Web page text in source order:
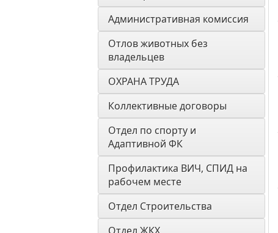
Административная комиссия
Отлов животных без
владельцев
ОХРАНА ТРУДА
Коллективные договоры
Отдел по спорту и
Адаптивной ФК
Профилактика ВИЧ, СПИД на
рабочем месте
Отдел Строительства